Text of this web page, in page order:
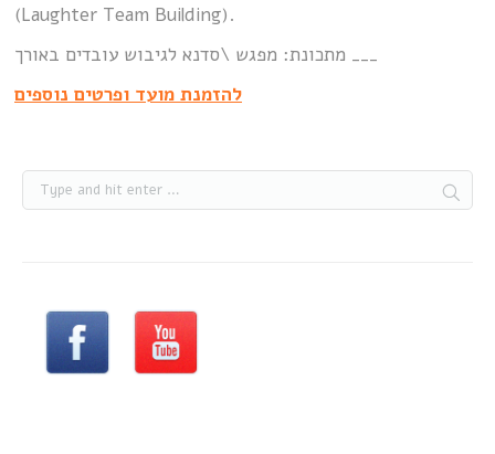
(Laughter Team Building).
מתכונת: מפגש \סדנא לגיבוש עובדים באורך ___
להזמנת מועד ופרטים נוספים